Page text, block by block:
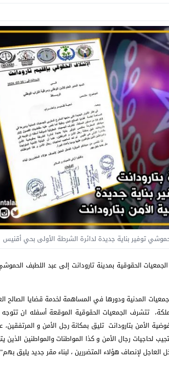
توفير بناية جديدة لدائرة الشرطة الأولى بحي أقنيس
الحقوقية بمدينة تارودانت إلى عبد اللطبف
المدنية ودورها في المساهمة لخدمة قضايا الصالح
12و 13و 14 من دستور المملكة، تتشرف الجمعيات الحقوقية الموقعة أسفله
الأمن بتارودانت تليق بمكانة رجل الأمن و المرتفقين،
لحاجيات رجال الأمن و كذا المواطنات والمواطنين الذين
العاجل لإنصاف هؤلاء المتضررين ، لبناء مقر جديد يليق